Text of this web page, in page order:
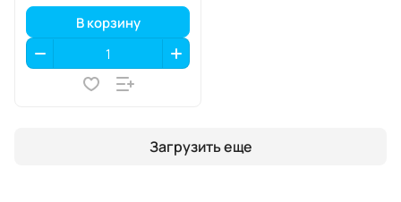
В корзину
Загрузить еще